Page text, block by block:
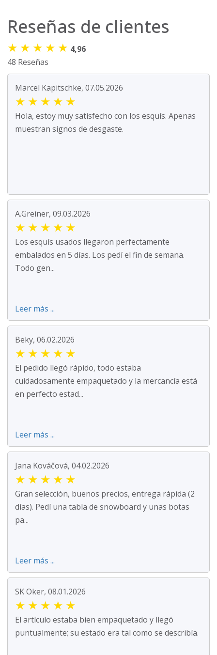
Reseñas de clientes
★ ★ ★ ★ ★ 4,96
48 Reseñas
Marcel Kapitschke, 07.05.2026
★ ★ ★ ★ ★
Hola, estoy muy satisfecho con los esquís. Apenas
muestran signos de desgaste.
A.Greiner, 09.03.2026
★ ★ ★ ★ ★
Los esquís usados llegaron perfectamente
embalados en 5 días. Los pedí el fin de semana.
Todo gen...
Leer más ...
Beky, 06.02.2026
★ ★ ★ ★ ★
El pedido llegó rápido, todo estaba
cuidadosamente empaquetado y la mercancía está
en perfecto estad...
Leer más ...
Jana Kováčová, 04.02.2026
★ ★ ★ ★ ★
Gran selección, buenos precios, entrega rápida (2
días). Pedí una tabla de snowboard y unas botas
pa...
Leer más ...
SK Oker, 08.01.2026
★ ★ ★ ★ ★
El artículo estaba bien empaquetado y llegó
puntualmente; su estado era tal como se describía.